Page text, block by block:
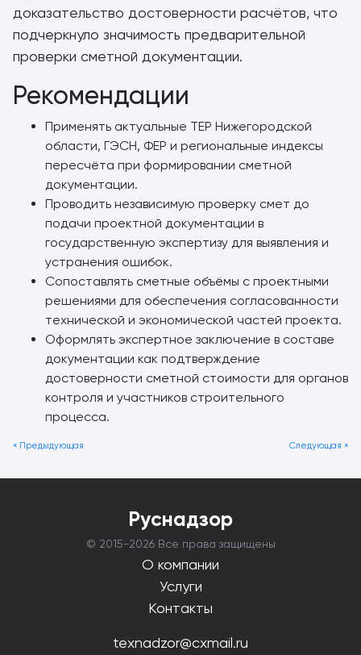
доказательство достоверности расчётов, что
подчеркнуло значимость предварительной
проверки сметной документации.
Рекомендации
Применять актуальные ТЕР Нижегородской
области, ГЭСН, ФЕР и региональные индексы
пересчёта при формировании сметной
документации.
Проводить независимую проверку смет до
подачи проектной документации в
государственную экспертизу для выявления и
устранения ошибок.
Сопоставлять сметные объёмы с проектными
решениями для обеспечения согласованности
технической и экономической частей проекта.
Оформлять экспертное заключение в составе
документации как подтверждение
достоверности сметной стоимости для органов
контроля и участников строительного
процесса.
Следующая »
« Предыдующая
Руснадзор
© 2015-2026 Все права защищены
О компании
Услуги
Контакты
texnadzor@cxmail.ru